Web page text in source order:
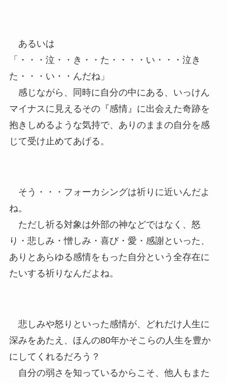
あるいは
「・・・泣・・き・・た・・・・い・・・泣き
た・・・い・・んだね」
感じながら、同時に自分の中にある、いっけん
マイナスに見えるその『感情』に出会えた奇跡を
抱きしめるような気持で、ありのままの自分を感
じて受け止めてあげる。
そう・・・フォーカシングは祈りに近いんだよ
ね。
ただし祈る対象は外部の神などではなく、怒
り・悲しみ・憎しみ・喜び・愛・感謝といった、
ありとあらゆる感情をもった自分という全存在に
たいする祈りなんだよね。
悲しみや怒りといった感情が、どれだけ人生に
深みをあたえ、ほんの80年かそこらの人生を豊か
にしてくれるだろう？
自分の弱さを知っているからこそ、他人もまた